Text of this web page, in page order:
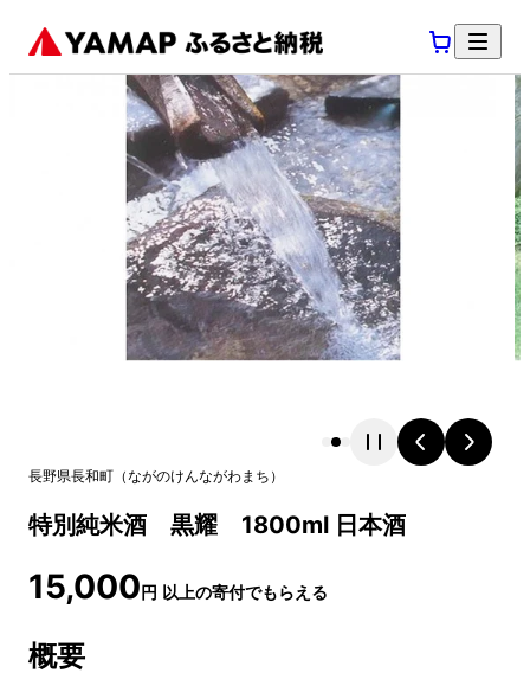
長野県長和町 （ながのけんながわまち ）
特別純米酒 黒耀 1800ml 日本酒
15,000円 以上の寄付でもらえる
概要